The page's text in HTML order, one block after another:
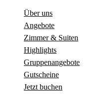
Über uns
Angebote
Zimmer & Suiten
Highlights
Gruppenangebote
Gutscheine
Jetzt buchen